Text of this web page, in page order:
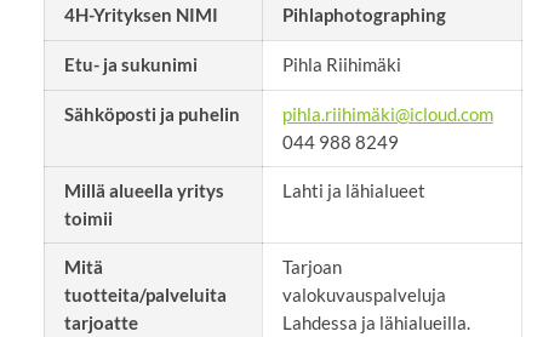
4H-Yrityksen NIMI Pihlaphotographing
Etu- ja sukunimi Pihla Riihimäki
Sähköposti ja puhelin
pihla.riihimäki@icloud.com
044 988 8249
Millä alueella yritys
toimii
Lahti ja lähialueet
Mitä
tuotteita/palveluita
tarjoatte
Tarjoan
valokuvauspalveluja
Lahdessa ja lähialueilla.